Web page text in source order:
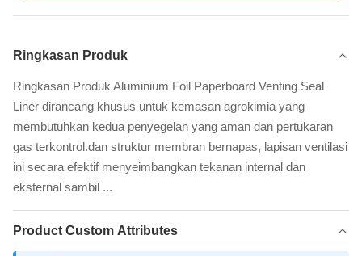
Ringkasan Produk
Ringkasan Produk Aluminium Foil Paperboard Venting Seal
Liner dirancang khusus untuk kemasan agrokimia yang
membutuhkan kedua penyegelan yang aman dan pertukaran
gas terkontrol.dan struktur membran bernapas, lapisan ventilasi
ini secara efektif menyeimbangkan tekanan internal dan
eksternal sambil ...
Product Custom Attributes